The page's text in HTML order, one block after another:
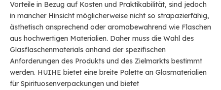
Vorteile in Bezug auf Kosten und Praktikabilität, sind jedoch
in mancher Hinsicht möglicherweise nicht so strapazierfähig,
ästhetisch ansprechend oder aromabewahrend wie Flaschen
aus hochwertigen Materialien. Daher muss die Wahl des
Glasflaschenmaterials anhand der spezifischen
Anforderungen des Produkts und des Zielmarkts bestimmt
werden. HUIHE bietet eine breite Palette an Glasmaterialien
für Spirituosenverpackungen und bietet